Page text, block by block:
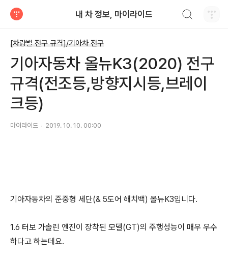
내 차 정보, 마이라이드
[차량별 전구 규격]/기아차 전구
기아자동차 올뉴K3(2020) 전구
규격(전조등,방향지시등,브레이
크등)
마이라이드 2019. 10. 10. 00:00
기아자동차의 준중형 세단(& 5도어 해치백) 올뉴K3입니다.
1.6 터보 가솔린 엔진이 장착된 모델(GT)의 주행성능이 매우 우수
하다고 하는데요.